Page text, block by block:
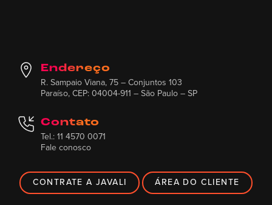
Endereço
R. Sampaio Viana, 75 – Conjuntos 103
Paraíso, CEP: 04004-911 – São Paulo – SP
Contato
Tel.: 11 4570 0071
Fale conosco
CONTRATE A JAVALI ÁREA DO CLIENTE